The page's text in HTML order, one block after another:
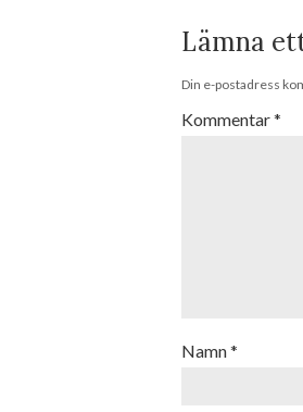
Lämna
Din e-postadress
Kommentar*
Namn*